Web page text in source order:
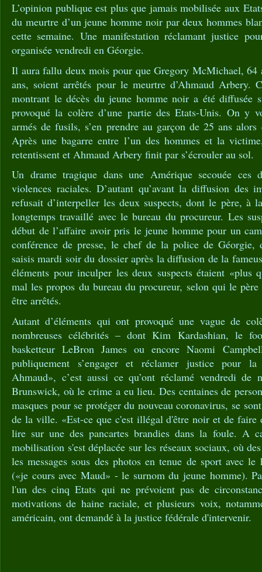
L’opinion publique est plus que jamais mobilisée aux
du meurtre d’un jeune homme noir par deux hommes
cette semaine. Une manifestation réclamant justice
organisée vendredi en Géorgie.
Il aura fallu deux mois pour que Gregory McMichael, 64
ans, soient arrêtés pour le meurtre d’Ahmaud Arbery.
montrant le décès du jeune homme noir a été diffusée
provoqué la colère d’une partie des Etats-Unis. On y
armés de fusils, s’en prendre au garçon de 25 ans
Après une bagarre entre l’un des hommes et la
retentissent et Ahmaud Arbery finit par s’écrouler au sol.
Un drame tragique dans une Amérique secouée ces
violences raciales. D’autant qu’avant la diffusion des
refusait d’interpeller les deux suspects, dont le père, à
longtemps travaillé avec le bureau du procureur. Les
début de l’affaire avoir pris le jeune homme pour un
conférence de presse, le chef de la police de Géorgie,
saisis mardi soir du dossier après la diffusion de la
éléments pour inculper les deux suspects étaient «plus
mal les propos du bureau du procureur, selon qui le
être arrêtés.
Autant d’éléments qui ont provoqué une vague de
nombreuses célébrités – dont Kim Kardashian, le
basketteur LeBron James ou encore Naomi
publiquement s’engager et réclamer justice pour
Ahmaud», c’est aussi ce qu’ont réclamé vendredi de
Brunswick, où le crime a eu lieu. Des centaines de
masques pour se protéger du nouveau coronavirus, se
de la ville. «Est-ce que c'est illégal d'être noir et de faire
lire sur une des pancartes brandies dans la foule. A
mobilisation s'est déplacée sur les réseaux sociaux, où
les messages sous des photos en tenue de sport avec
(«je cours avec Maud» - le surnom du jeune homme).
l'un des cinq Etats qui ne prévoient pas de
motivations de haine raciale, et plusieurs voix,
américain, ont demandé à la justice fédérale d'intervenir.